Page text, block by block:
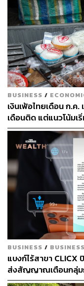
81% ของธุรกิจ
ฉับพลัน
41% เผชิญกับ
32% มีคำสั่งซื้
ต้นทุนพุ่ง แต่ธุร
แบก’ เหตุกำลัง
แม้ต้นทุนจะสูงขึ้น แต่ผ
BUSINESS /
เงินเฟ้อไทยเดือน ก.ค
เดือนติด แต่แนวโน้มเ
Stagflation
BUSINESS / BUSINESS
แบงก์ไร้สาขา
ส่งสัญญาณเตือนกลุ่ม
เตรียมดำเนินคดีเด็ดข